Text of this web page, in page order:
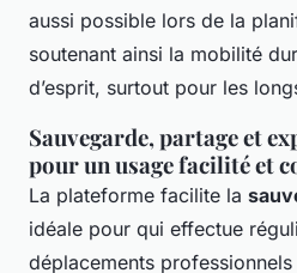
aussi possible lors de la
soutenant ainsi la mobilité
d’esprit, surtout pour les
Sauvegarde, partage et
pour un usage facilité et
La plateforme facilite la
idéale pour qui effectue
déplacements